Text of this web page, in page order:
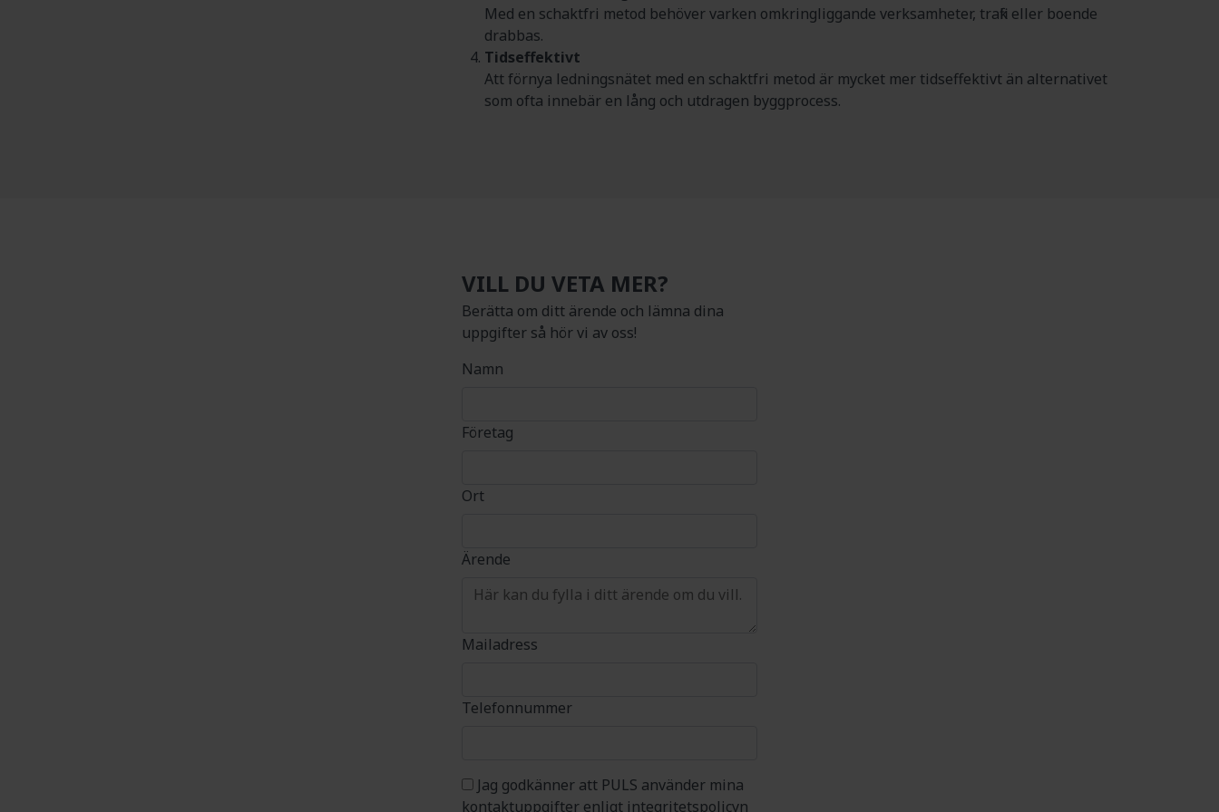
Med en schaktfri metod behöver varken omkringliggande verksamheter, trafik eller boende
drabbas.
Tidseffektivt
Att förnya ledningsnätet med en schaktfri metod är mycket mer tidseffektivt än alternativet
som ofta innebär en lång och utdragen byggprocess.
VILL DU VETA MER?
Berätta om ditt ärende och lämna dina
uppgifter så hör vi av oss!
Namn
Företag
Ort
Ärende
Mailadress
Telefonnummer
Jag godkänner att PULS använder mina
kontaktuppgifter enligt integritetspolicyn